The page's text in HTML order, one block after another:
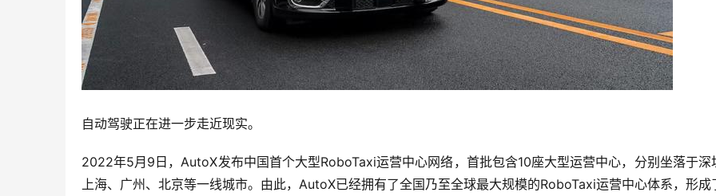
自动驾驶正在进一步走近现实。
2022年5月9日，AutoX发布中国首个大型RoboTaxi运营中心网络，首批包含10座大型运营中心，分别坐落于深
上海、广州、北京等一线城市。由此，AutoX已经拥有了全国乃至全球最大规模的RoboTaxi运营中心体系，形成